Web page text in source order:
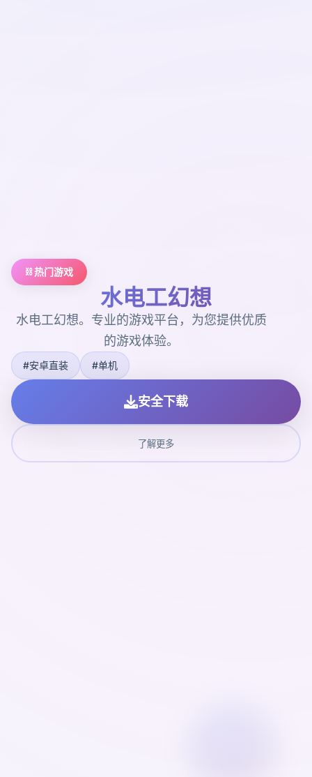
⛓️ 热门游戏
水电工幻想
水电工幻想。专业的游戏平台，为您提供优质
的游戏体验。
#安卓直装 #单机
安全下载
了解更多